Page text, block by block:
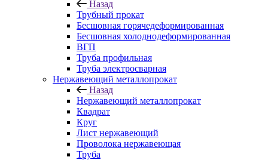
Назад
Трубный прокат
Бесшовная горячедеформированная
Бесшовная холоднодеформированная
ВГП
Труба профильная
Труба электросварная
Нержавеющий металлопрокат
Назад
Нержавеющий металлопрокат
Квадрат
Круг
Лист нержавеющий
Проволока нержавеющая
Труба